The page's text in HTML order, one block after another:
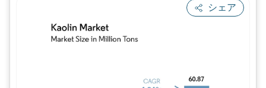
シェア